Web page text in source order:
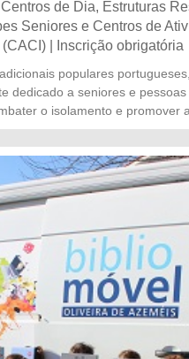
de Dia, Estruturas
Seniores e Centros de
| Inscrição obrigatória
populares
dedicado a seniores e
o isolamento e promover